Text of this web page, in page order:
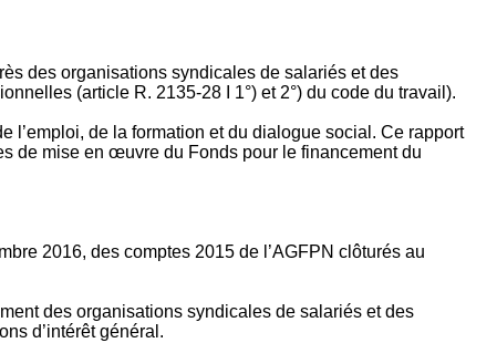
des organisations syndicales de salariés et des
(article R. 2135‐28 I 1°) et 2°) du code du travail).
l’emploi, de la formation et du dialogue social. Ce rapport
de mise en œuvre du Fonds pour le financement du
2016, des comptes 2015 de l’AGFPN clôturés au
des organisations syndicales de salariés et des
d’intérêt général.